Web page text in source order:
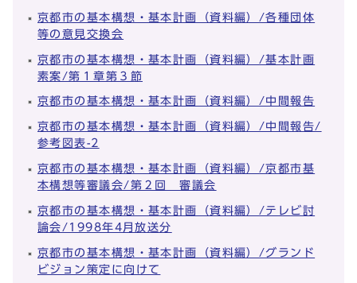
京都市の基本構想・基本計画（資料編）/各種団体
等の意見交換会
京都市の基本構想・基本計画（資料編）/基本計画
素案/第１章第３節
京都市の基本構想・基本計画（資料編）/中間報告
京都市の基本構想・基本計画（資料編）/中間報告/
参考図表-2
京都市の基本構想・基本計画（資料編）/京都市基
本構想等審議会/第２回 審議会
京都市の基本構想・基本計画（資料編）/テレビ討
論会/1998年4月放送分
京都市の基本構想・基本計画（資料編）/グランド
ビジョン策定に向けて